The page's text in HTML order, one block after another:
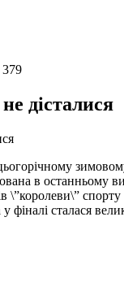
379
дісталися
в останньому
фіналі сталася